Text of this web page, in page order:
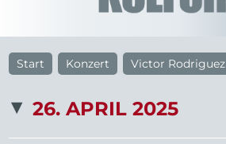
Start Konzert Victor Rodriguez
26. APRIL 2025